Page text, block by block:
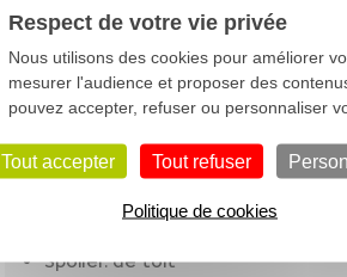
Avertisseur de franchissement de
avec action sur la direction
Réservoir principal 44 litres
Rétroviseurs rabattables
Sièges AR : banquette
plancher plat
Spoiler: de toit
Respect de votre vie privée
Nous utilisons des cookies pour améliorer
mesurer l'audience et proposer des
pouvez accepter, refuser ou personnaliser
Tout accepter Tout refuser
Politique de cookies